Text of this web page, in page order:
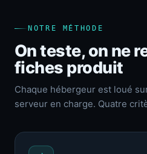
NOTRE MÉTHODE
On teste, on ne
fiches produit
Chaque hébergeur est loué
serveur en charge. Quatre